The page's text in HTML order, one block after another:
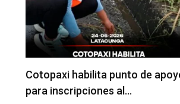
Cotopaxi habilita punto de
para inscripciones al…